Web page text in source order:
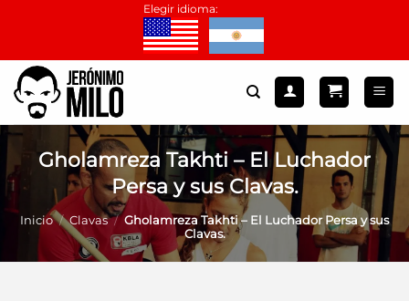
contenido
Elegir idioma:
Gholamreza Takhti – El Luchador
Persa y sus Clavas.
Inicio / Clavas / Gholamreza Takhti – El Luchador Persa y sus
Clavas.